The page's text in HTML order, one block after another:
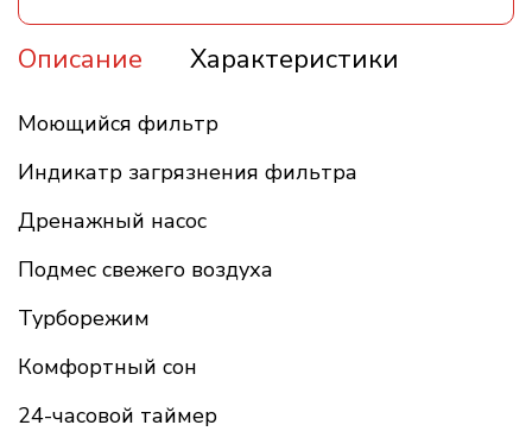
Описание Характеристики
Моющийся фильтр
Индикатр загрязнения фильтра
Дренажный насос
Подмес свежего воздуха
Турборежим
Комфортный сон
24-часовой таймер